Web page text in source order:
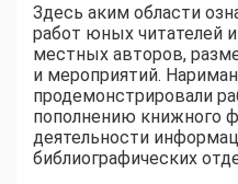
Здесь аким области
работ юных читателей
местных авторов,
и мероприятий.
продемонстрировали
пополнению книжного
деятельности
библиографических